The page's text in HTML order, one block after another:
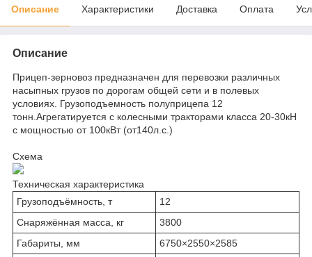
Описание Характеристики Доставка Оплата
Описание
Прицеп-зерновоз предназначен для перевозки различных
насыпных грузов по дорогам общей сети и в полевых
условиях. Грузоподъемность полуприцепа 12
тонн.Агрегатируется с колесными тракторами класса 20-30кН
с мощностью от 100кВт (от140л.с.)
Схема
Техническая характеристика
Грузоподъёмность, т
12
Снаряжённая масса, кг
3800
Габариты, мм
6750×2550×2585